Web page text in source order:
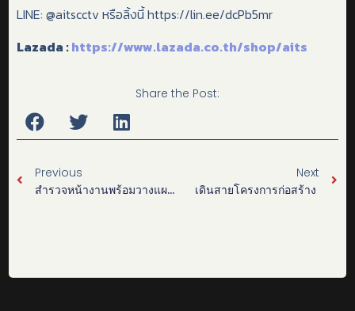
LINE: @aitscctv หรือลิ้งนี้ https://lin.ee/dcPb5mr
Lazada :https://www.lazada.co.th/shop/aits
Share the Post:
Previous
สำรวจหน้างานพร้อมวางแผนก่อนติดตั้ง
Next
เดินสายโครงการก่อสร้าง